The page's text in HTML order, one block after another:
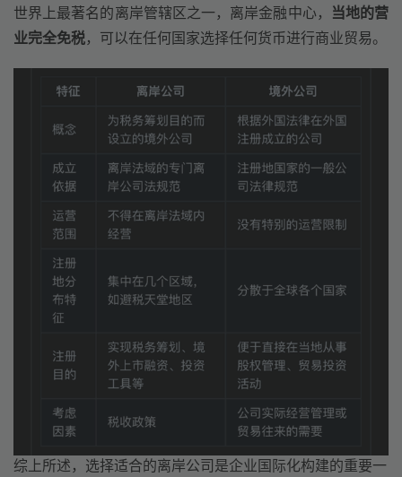
世界上最著名的离岸管辖区之一，离岸金融中心， 当地的营
业完全免税，可以在任何国家选择任何货币进行商业贸易。
综上所述，选择适合的离岸公司是企业国际化构建的重要一